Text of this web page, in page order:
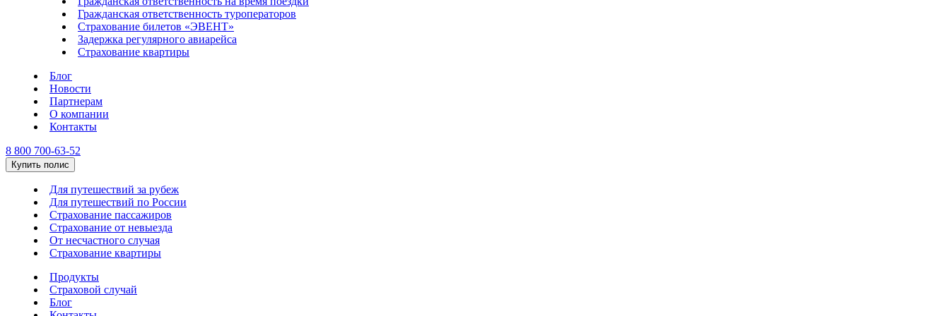
Гражданская ответственность туроператоров
Страхование билетов «ЭВЕНТ»
Задержка регулярного авиарейса
Страхование квартиры
Блог
Новости
Партнерам
О компании
Контакты
8 800 700-63-52
Купить полис
Для путешествий за рубеж
Для путешествий по России
Страхование пассажиров
Страхование от невыезда
От несчастного случая
Страхование квартиры
Продукты
Страховой случай
Блог